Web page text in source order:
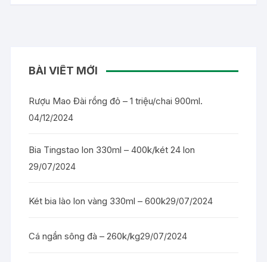
BÀI VIẾT MỚI
Rượu Mao Đài rồng đỏ – 1 triệu/chai 900ml.
04/12/2024
Bia Tingstao lon 330ml – 400k/két 24 lon
29/07/2024
Két bia lào lon vàng 330ml – 600k29/07/2024
Cá ngần sông đà – 260k/kg29/07/2024